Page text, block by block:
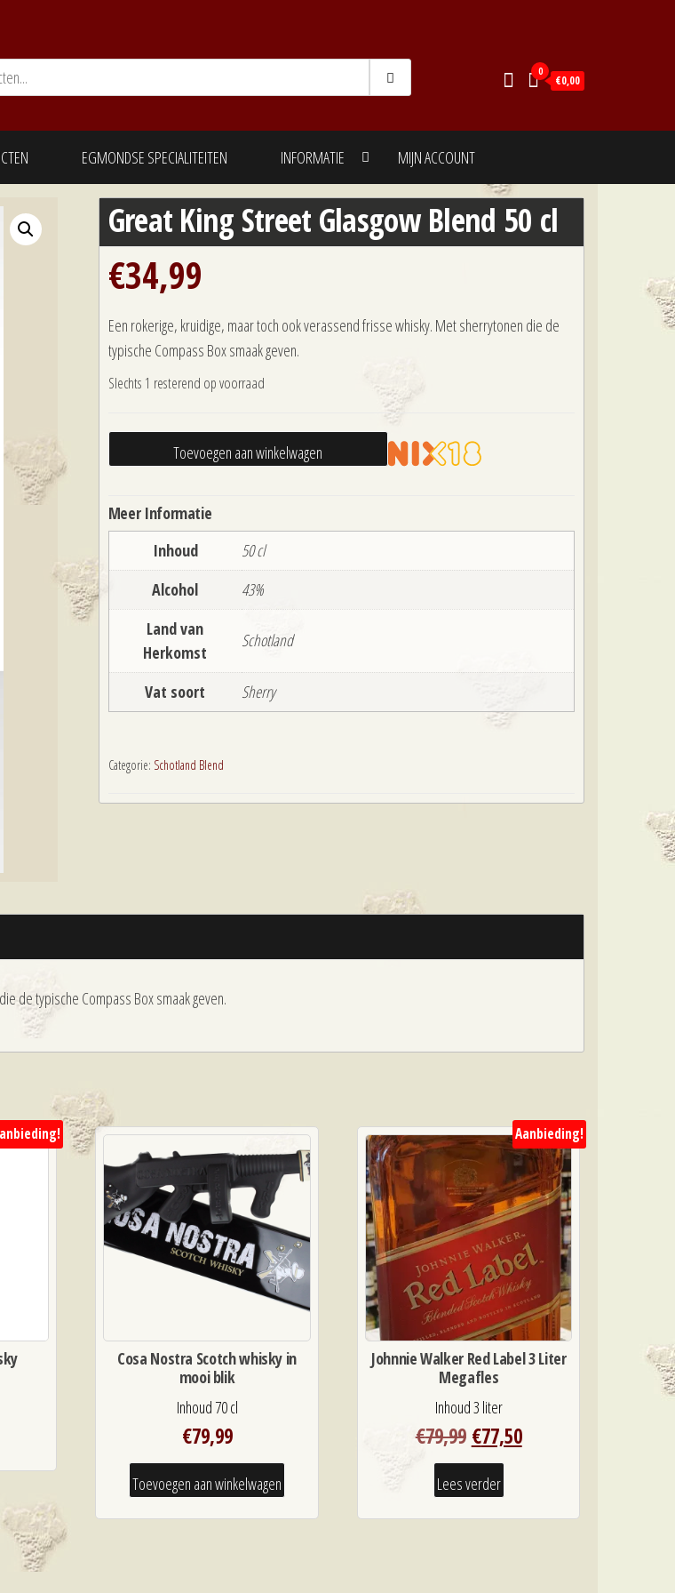
0
€0,00
EGMONDSE SPECIALITEITEN INFORMATIE MIJN ACCOUNT
Great King Street Glasgow Blend 50 cl
€34,99
Een rokerige, kruidige, maar toch ook verassend frisse whisky. Met sherrytonen die de
typische Compass Box smaak geven.
Slechts 1 resterend op voorraad
King
Glasgow
50
aantal
Toevoegen aan winkelwagen
Meer Informatie
Inhoud
50 cl
Alcohol
43%
Land van
Herkomst
Schotland
Vat soort Sherry
Categorie: Schotland Blend
de typische Compass Box smaak geven.
Cosa Nostra Scotch whisky in
mooi blik
Inhoud 70 cl
€79,99
Toevoegen aan winkelwagen
Aanbieding!
Johnnie Walker Red Label 3 Liter
Megafles
Inhoud 3 liter
€79,99 Oorspronkelijke
prijs
was:
€77,50Huidige
Lees verder